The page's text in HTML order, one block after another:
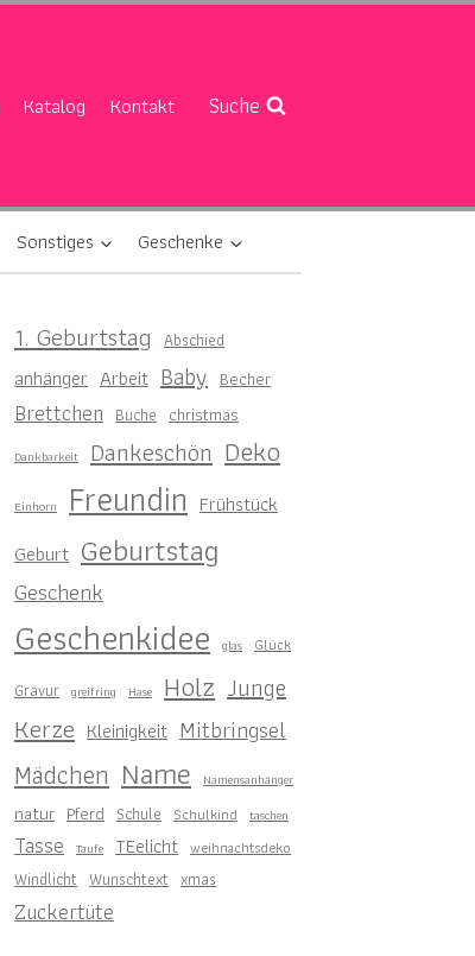
Katalog Kontakt Suche
Sonstiges Geschenke
1. Geburtstag Abschied
anhänger Arbeit Baby Becher
Brettchen Buche christmas
Dankbarkeit Dankeschön Deko
Einhorn Freundin Frühstück
Geburt Geburtstag
Geschenk
Geschenkidee glas Glück
Gravur greifring Hase Holz Junge
Kerze Kleinigkeit Mitbringsel
Mädchen Name Namensanhänger
natur Pferd Schule Schulkind taschen
Tasse Taufe TEelicht weihnachtsdeko
Windlicht Wunschtext xmas
Zuckertüte